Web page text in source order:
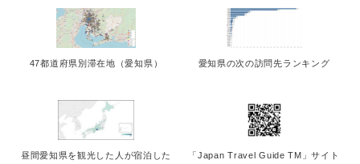
47都道府県別滞在地（愛知県） 愛知県の次の訪問先ランキング
昼間愛知県を観光した人が宿泊した
「Japan Travel Guide TM」サイト